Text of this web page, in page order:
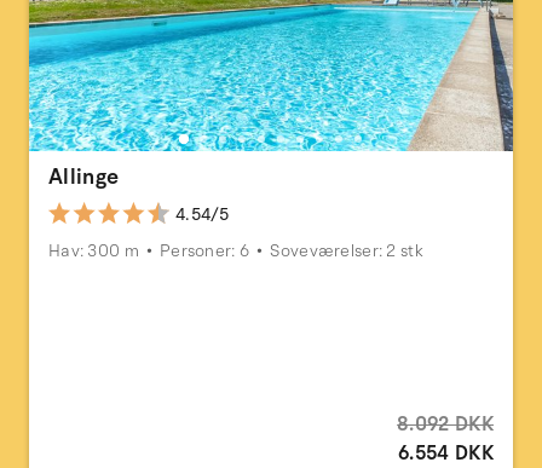
Allinge
4.54/5
Hav: 300 m
Personer: 6 Soveværelser: 2 stk
8.092 DKK
6.554 DKK